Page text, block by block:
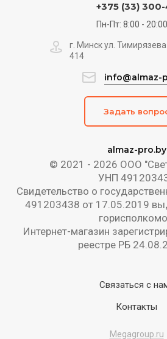
almaz-pro.by
© 2021 - 2026 ООО
УНП
Свидетельство о
491203438 от 17.05.2019
Интернет-магазин
реестре РБ
+375 (33)
Пн-Пт: 8:00 - 20:00
г. Минск ул.
414
info@almaz-
Задать
Связаться с
Контакты
Megagroup.ru